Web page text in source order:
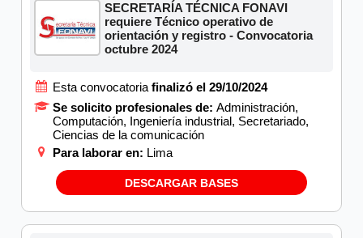
SECRETARÍA TÉCNICA FONAVI
requiere Técnico operativo de
orientación y registro - Convocatoria
octubre 2024
Esta convocatoria finalizó el 29/10/2024
Se solicito profesionales de: Administración,
Computación, Ingeniería industrial, Secretariado,
Ciencias de la comunicación
Para laborar en: Lima
DESCARGAR BASES